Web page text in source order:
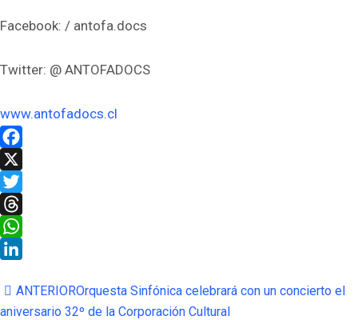
Facebook: / antofa.docs
Twitter: @ ANTOFADOCS
www.antofadocs.cl
Facebook
X
Twitter
Threads
WhatsApp
ANTERIOROrquesta Sinfónica celebrará con un concierto el
aniversario 32º de la Corporación Cultural